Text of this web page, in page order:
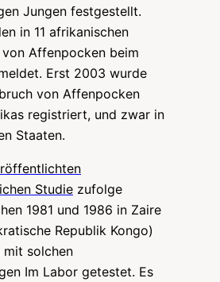
Jungen festgestellt.
in 11 afrikanischen
von Affenpocken beim
Erst 2003 wurde
von Affenpocken
registriert, und zwar in
Staaten.
Studie zufolge
1981 und 1986 in Zaire
Republik Kongo)
mit solchen
Im Labor getestet. Es